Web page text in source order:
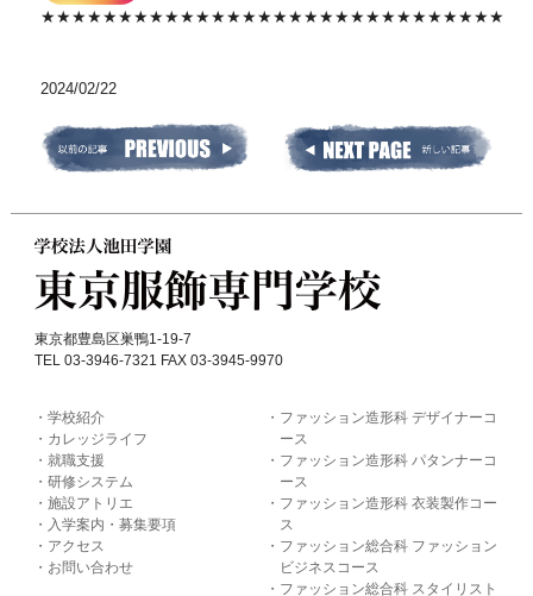
★★★★★★★★★★★★★★★★★★★★★★★★★★★★★★
2024/02/22
東京都豊島区巣鴨1-19-7
TEL 03-3946-7321 FAX 03-3945-9970
学校紹介
カレッジライフ
就職支援
研修システム
施設アトリエ
入学案内・募集要項
アクセス
お問い合わせ
ファッション造形科 デザイナーコ
ース
ファッション造形科 パタンナーコ
ース
ファッション造形科 衣装製作コー
ス
ファッション総合科 ファッション
ビジネスコース
ファッション総合科 スタイリスト